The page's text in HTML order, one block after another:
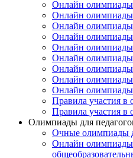
Онлайн олимпиады
Онлайн олимпиады
Онлайн олимпиады
Онлайн олимпиады
Онлайн олимпиады
Онлайн олимпиады
Онлайн олимпиады
Онлайн олимпиады
Онлайн олимпиады
Правила участия в
Правила участия в
Олимпиады для
Очные олимпиады
Онлайн олимпиады